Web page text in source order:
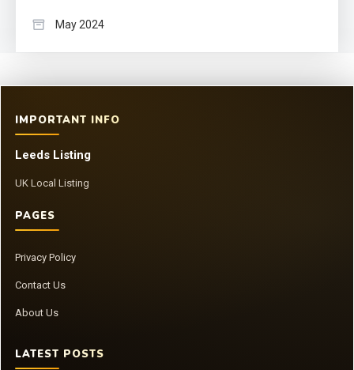
May 2024
IMPORTANT INFO
Leeds Listing
UK Local Listing
PAGES
Privacy Policy
Contact Us
About Us
LATEST POSTS